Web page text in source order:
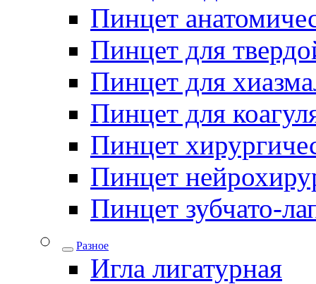
Пинцет
Пинцет для
Пинцет для
Пинцет для
Пинцет
Пинцет
Пинцет зубчато-
Разное
Игла лигатурная